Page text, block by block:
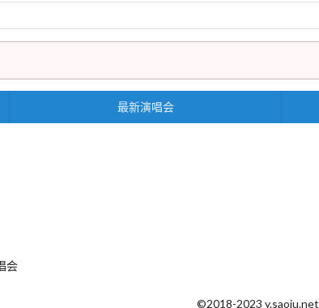
最新演唱会
会
©2018-2023 y.saoju.net